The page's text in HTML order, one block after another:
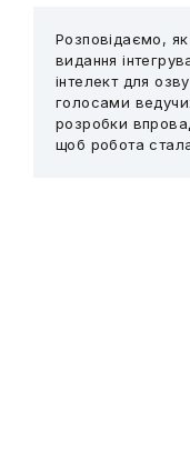
Розповідаємо,
видання
інтелект для
голосами
розробки
щоб робота